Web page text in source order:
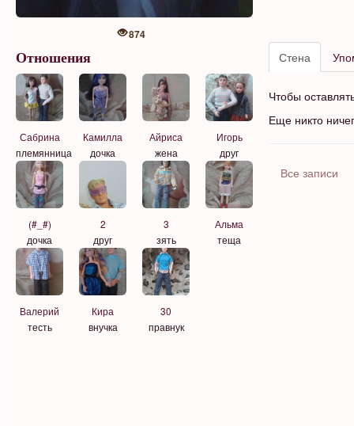
874
Отношения
Сабрина
племянница
Камилла
дочка
Айриса
жена
Игорь
друг
(#_#)
дочка
2
друг
3
зять
Альма
теща
Валерий
тесть
Кира
внучка
30
правнук
Стена
Чтобы
Еще никто
Все записи